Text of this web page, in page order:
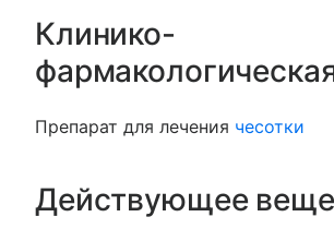
Клинико-
Препарат для лечения чесотки
Действующее